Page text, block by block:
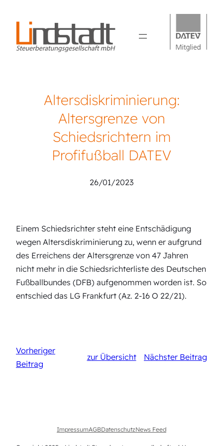
Altersdiskriminierung:
Altersgrenze von
Schiedsrichtern im
Profifußball DATEV
26/01/2023
Einem Schiedsrichter steht eine Entschädigung
wegen Altersdiskriminierung zu, wenn er aufgrund
des Erreichens der Altersgrenze von 47 Jahren
nicht mehr in die Schiedsrichterliste des Deutschen
Fußballbundes (DFB) aufgenommen worden ist. So
entschied das LG Frankfurt (Az. 2-16 O 22/21).
Vorheriger
Beitrag
zur Übersicht Nächster Beitrag
ImpressumAGBDatenschutzNews Feed